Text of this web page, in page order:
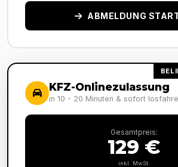
ABMELDUNG
KFZ-Onlinezulassung
in 10 - 20 Minuten & sofort
Gesamtpreis:
129 €
inkl. MwSt.